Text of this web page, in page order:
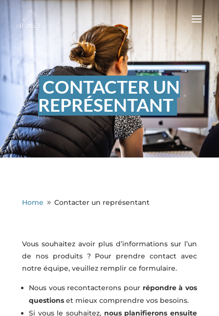
CONTACTER UN
REPRÉSENTANT
Home 9 Contacter un représentant
Vous souhaitez avoir plus d’informations sur l’un
de nos produits ? Pour prendre contact avec
notre équipe, veuillez remplir ce formulaire.
Nous vous recontacterons pour répondre à vos
questions et mieux comprendre vos besoins.
Si vous le souhaitez, nous planifierons ensuite